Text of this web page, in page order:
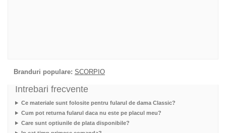
Branduri populare: SCORPIO
Intrebari frecvente
Ce materiale sunt folosite pentru fularul de dama Classic?
Cum pot returna fularul daca nu este pe placul meu?
Care sunt optiunile de plata disponibile?